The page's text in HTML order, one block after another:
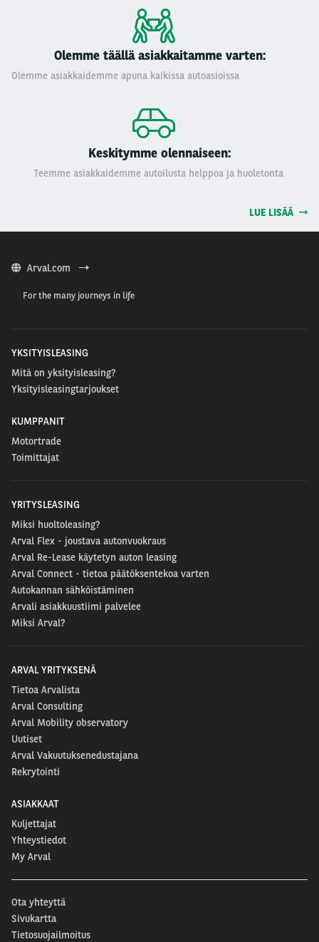
Olemme täällä asiakkaitamme varten:
Olemme asiakkaidemme apuna kaikissa autoasioissa
Keskitymme olennaiseen:
Teemme asiakkaidemme autoilusta helppoa ja huoletonta
LUE LISÄÄ
Arval.com
For the many journeys in life
YKSITYISLEASING
Mitä on yksityisleasing?
Yksityisleasingtarjoukset
KUMPPANIT
Motortrade
Toimittajat
YRITYSLEASING
Miksi huoltoleasing?
Arval Flex - joustava autonvuokraus
Arval Re-Lease käytetyn auton leasing
Arval Connect - tietoa päätöksentekoa varten
Autokannan sähköistäminen
Arvali asiakkuustiimi palvelee
Miksi Arval?
ARVAL YRITYKSENÄ
Tietoa Arvalista
Arval Consulting
Arval Mobility observatory
Uutiset
Arval Vakuutuksenedustajana
Rekrytointi
ASIAKKAAT
Kuljettajat
Yhteystiedot
My Arval
Ota yhteyttä
Sivukartta
Tietosuojailmoitus